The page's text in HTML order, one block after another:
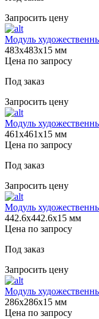
Запросить цену
Модуль
483х483х15 мм
Цена по запросу
Под заказ
Запросить цену
Модуль
461х461х15 мм
Цена по запросу
Под заказ
Запросить цену
Модуль
442.6х442.6х15 мм
Цена по запросу
Под заказ
Запросить цену
Модуль
286х286х15 мм
Цена по запросу